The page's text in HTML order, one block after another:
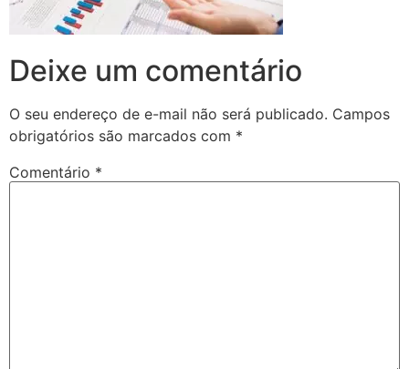
Deixe um comentário
O seu endereço de e-mail não será publicado. Campos
obrigatórios são marcados com *
Comentário *